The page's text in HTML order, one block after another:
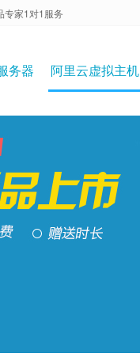
专家1对1服务
务器 阿里云虚拟主机